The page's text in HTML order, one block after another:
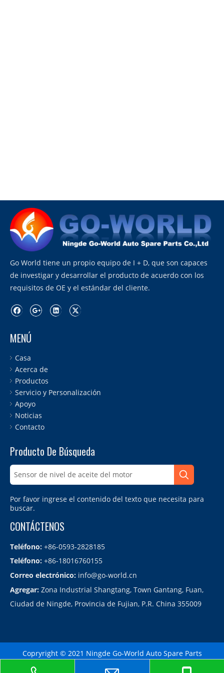
Go World tiene un propio equipo de I + D, que son capaces
de investigar y desarrollar el producto de acuerdo con los
requisitos de OE y el estándar del cliente.
MENÚ
Casa
Acerca de
Productos
Servicio y Personalización
Apoyo
Noticias
Contacto
Producto De Búsqueda
Por favor ingrese el contenido del texto que necesita para
buscar.
CONTÁCTENOS
Teléfono: +86-0593-2828185
Teléfono: +86-18016760155
Correo electrónico: info@go-world.cn
Agregar: Zona Industrial Shangtang, Town Gantang, Fuan,
Ciudad de Ningde, Provincia de Fujian, P.R. China 355009
Copryright © 2021 Ningde Go-World Auto Spare Parts
Co.,LTD.备案号：
| Technology